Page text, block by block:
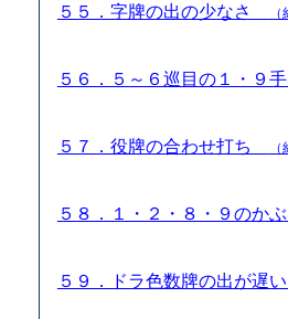
５５．字牌の出の少なさ
５６．５～６巡目の１・９
５７．役牌の合わせ打ち
５８．１・２・８・９のか
５９．ドラ色数牌の出が遅